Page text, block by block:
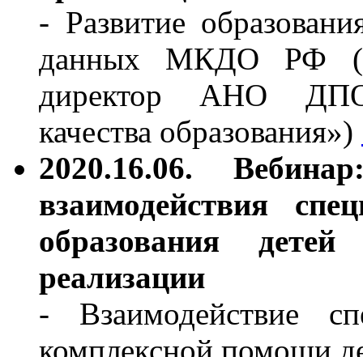
- Развитие
данных МКДО РФ
директор АНО ДПО
качества образования»)
2020.16.06.
взаимодействия
образования
реализации
- Взаимодействие
комплексной помощи